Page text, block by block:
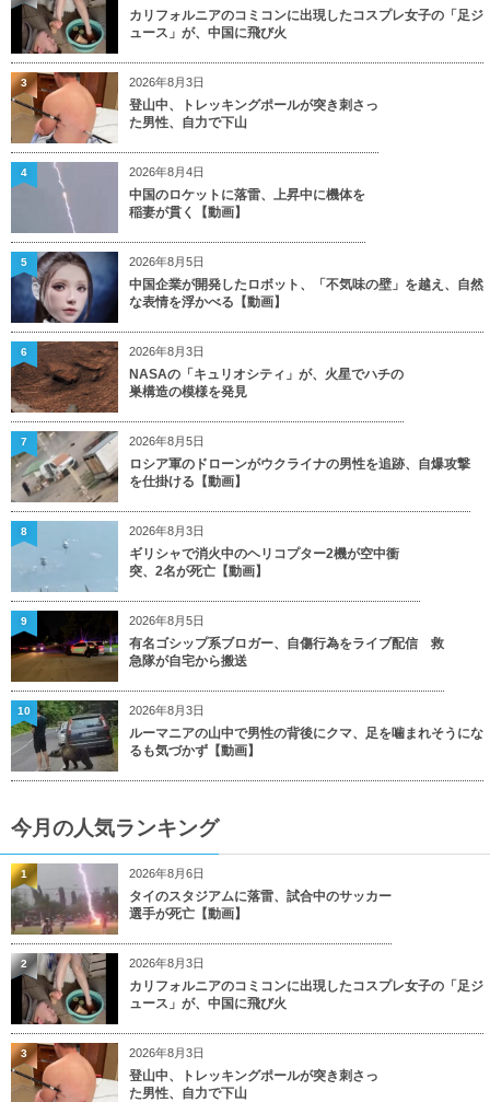
カリフォルニアのコミコンに出現したコスプレ女子の「足ジ
ュース」が、中国に飛び火
2026年8月3日
登山中、トレッキングポールが突き刺さっ
た男性、自力で下山
3
2026年8月4日
中国のロケットに落雷、上昇中に機体を
稲妻が貫く【動画】
4
2026年8月5日
中国企業が開発したロボット、「不気味の壁」を越え、自然
な表情を浮かべる【動画】
5
2026年8月3日
NASAの「キュリオシティ」が、火星でハチの
巣構造の模様を発見
6
2026年8月5日
ロシア軍のドローンがウクライナの男性を追跡、自爆攻撃
を仕掛ける【動画】
7
2026年8月3日
ギリシャで消火中のヘリコプター2機が空中衝
突、2名が死亡【動画】
8
2026年8月5日
有名ゴシップ系ブロガー、自傷行為をライブ配信 救
急隊が自宅から搬送
9
2026年8月3日
ルーマニアの山中で男性の背後にクマ、足を噛まれそうにな
るも気づかず【動画】
10
今月の人気ランキング
2026年8月6日
タイのスタジアムに落雷、試合中のサッカー
選手が死亡【動画】
1
2026年8月3日
カリフォルニアのコミコンに出現したコスプレ女子の「足ジ
ュース」が、中国に飛び火
2
2026年8月3日
登山中、トレッキングポールが突き刺さっ
た男性、自力で下山
3